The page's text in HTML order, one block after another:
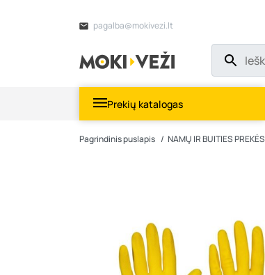
pagalba@mokivezi.lt
Prekių katalogas
Pagrindinis puslapis NAMŲ IR BUITIES PREKĖS